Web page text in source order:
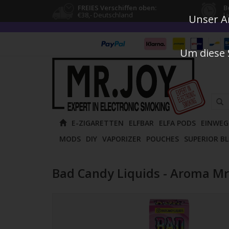
FREIES Verschiffen oben:
€38,- Deutschland
die
Pfeile
und
E-ZIGARETTEN ELFBAR ELFA PODS
MODS DIY VAPORIZER POUCHES SUPERIOR
Bad Candy Liquids - Aroma
Unser
Um diese